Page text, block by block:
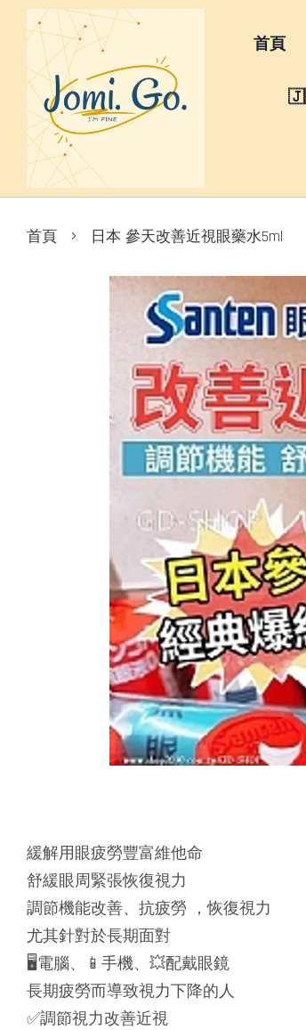
首頁
首頁 › 日本 參天改善近視眼藥水5ml
緩解用眼疲勞豐富維他命
舒緩眼周緊張恢復視力
調節機能改善、抗疲勞 ，恢復視力
尤其針對於長期面對
🖥電腦、📱手機、💥配戴眼鏡
長期疲勞而導致視力下降的人
✅調節視力改善近視